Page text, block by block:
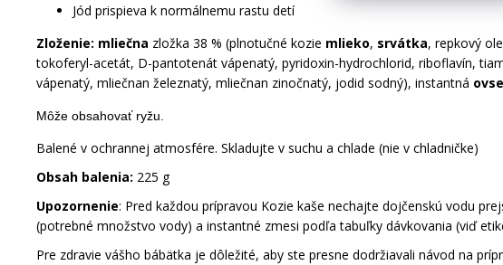
Jód prispieva k normálnemu rastu detí
Zloženie: mliečna zložka 38 % (plnotučné kozie mlieko, srvátka, repkový
tokoferyl-acetát, D-pantotenát vápenatý, pyridoxin-hydrochlorid, riboflavín,
vápenatý, mliečnan železnatý, mliečnan zinočnatý, jodid sodný), instantná
Môže obsahovať ryžu.
Balené v ochrannej atmosfére. Skladujte v suchu a chlade (nie v chladničke)
Obsah balenia: 225 g
Upozornenie: Pred každou prípravou Kozie kaše nechajte dojčenskú vodu
(potrebné množstvo vody) a instantné zmesi podľa tabuľky dávkovania (viď
Pre zdravie vášho bábätka je dôležité, aby ste presne dodržiavali návod na